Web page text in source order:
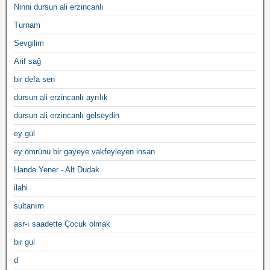
Ninni dursun ali erzincanlı
Turnam
Sevgilim
Arif sağ
bir defa sen
dursun ali erzincanlı ayrılık
dursun ali erzincanlı gelseydin
ey gül
ey ömrünü bir gayeye vakfeyleyen insan
Hande Yener - Alt Dudak
ilahi
sultanım
asr-ı saadette Çocuk olmak
bir gul
d